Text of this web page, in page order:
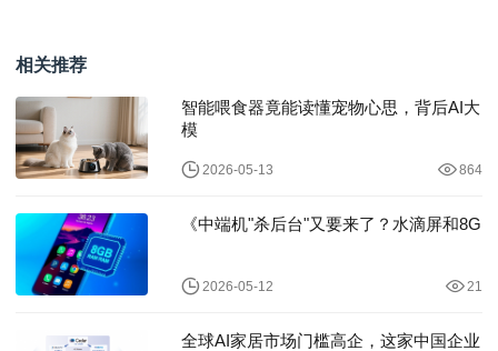
相关推荐
智能喂食器竟能读懂宠物心思，背后AI大
模
2026-05-13 864
《中端机"杀后台"又要来了？水滴屏和8G
2026-05-12 21
全球AI家居市场门槛高企，这家中国企业